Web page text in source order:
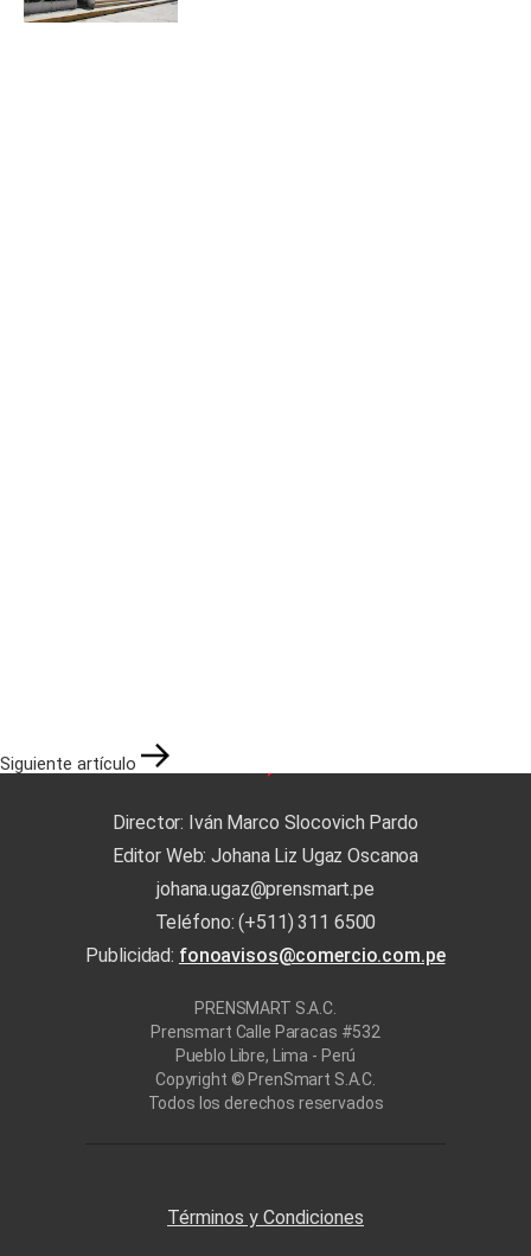
Siguiente artículo
Director: Iván Marco Slocovich Pardo
Editor Web: Johana Liz Ugaz Oscanoa
johana.ugaz@prensmart.pe
Teléfono: (+511) 311 6500
Publicidad: fonoavisos@comercio.com.pe
PRENSMART S.A.C.
Prensmart Calle Paracas #532
Pueblo Libre, Lima - Perú
Copyright © PrenSmart S.A.C.
Todos los derechos reservados
Términos y Condiciones